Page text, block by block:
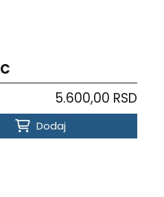
5.600,00 RSD
Dodaj